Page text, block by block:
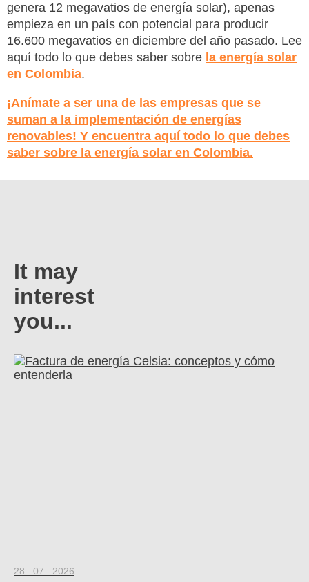
genera 12 megavatios de energía solar), apenas
empieza en un país con potencial para producir
16.600 megavatios en diciembre del año pasado. Lee
aquí todo lo que debes saber sobre la energía solar
en Colombia.
¡Anímate a ser una de las empresas que se
suman a la implementación de energías
renovables! Y encuentra aquí todo lo que debes
saber sobre la energía solar en Colombia.
It may
interest
you...
28 . 07 . 2026